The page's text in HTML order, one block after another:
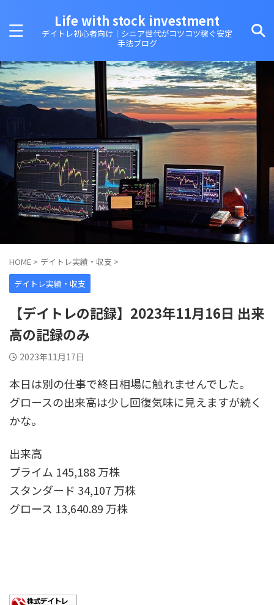
Life with stock investment
デイトレ初心者向け｜シニア世代がコツコツ稼ぐ安定
手法ブログ
HOME > デイトレ実績・収支 >
デイトレ実績・収支
【デイトレの記録】2023年11月16日 出来
高の記録のみ
2023年11月17日
本日は別の仕事で終日相場に触れませんでした。
グロースの出来高は少し回復気味に見えますが続く
かな。
出来高
プライム 145,188 万株
スタンダード 34,107 万株
グロース 13,640.89 万株